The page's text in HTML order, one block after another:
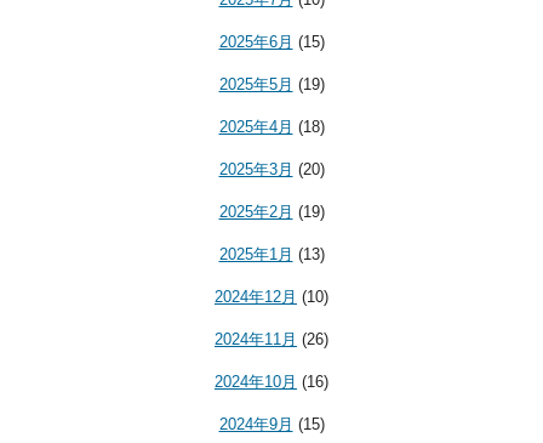
2025年6月 (15)
2025年5月 (19)
2025年4月 (18)
2025年3月 (20)
2025年2月 (19)
2025年1月 (13)
2024年12月 (10)
2024年11月 (26)
2024年10月 (16)
2024年9月 (15)